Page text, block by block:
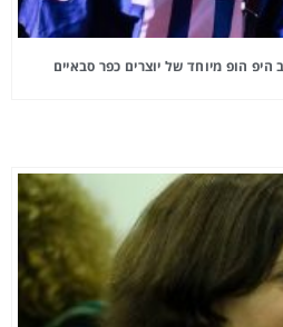
הופ מיוחד של יוצרים כפר סבאיים